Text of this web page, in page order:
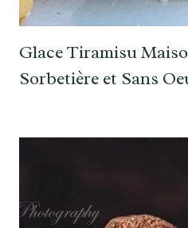
Glace Tiramisu
Sorbetière et Sans